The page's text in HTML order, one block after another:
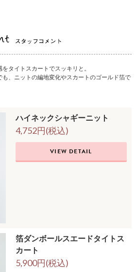
タイトスカートでスッキリと。
、ニットの編地変化やスカートのゴールド箔で
ハイネックシャギーニット
4,752円(税込)
VIEW DETAIL
箔ダンボールスエードタイトス
カート
5,900円(税込)